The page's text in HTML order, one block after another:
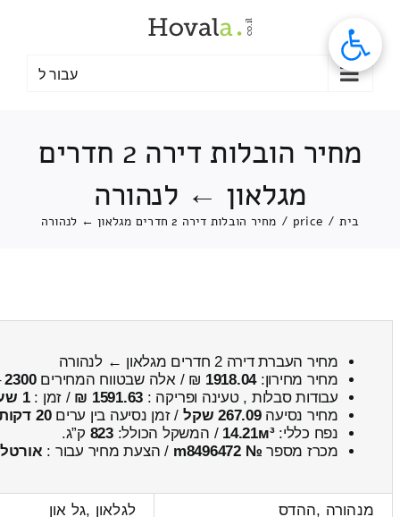
עבור ל
מחיר הובלות דירה 2 חדרים
מגלאון ← לנהורה
בית /
price
/ מחיר הובלות דירה 2 חדרים מגלאון ← לנהורה
מחיר העברת דירה 2 חדרים מגלאון ← לנהורה
מחיר מחירון:1918.04 ₪ / אלה שבטווח המחירים2300
עבודות סבלות , טעינה ופריקה : 1591.63 ₪ / זמן :1 שעות 46 דקות
מחיר נסיעה267.09 שקל / זמן נסיעה בין ערים20 דקות
נפח כללי:14.21м³ / המשקל הכולל:823 ק”ג.
מכרז מספר № m8496472 / הצעת מחיר עבור : אורטל
מנהורה ,ההדס
לגלאון ,גל און